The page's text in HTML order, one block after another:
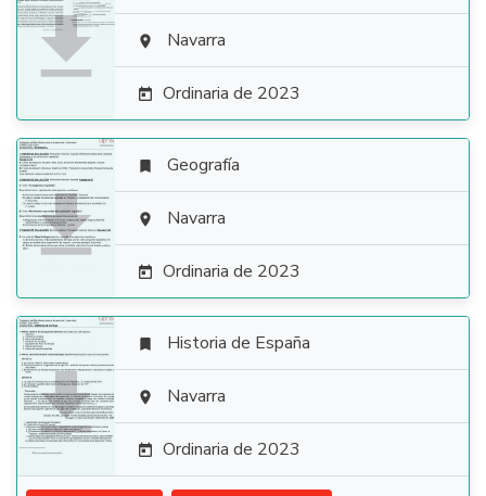
  Navarra
 Ordinaria de 2023

 Geografía
 Navarra
 Ordinaria de 2023

 Historia de España
 Navarra
 Ordinaria de 2023